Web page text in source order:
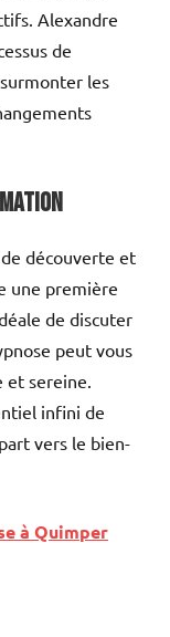
Alexandre
de
les
découverte et
une première
de discuter
peut vous
sereine.
infini de
vers le bien-
à Quimper